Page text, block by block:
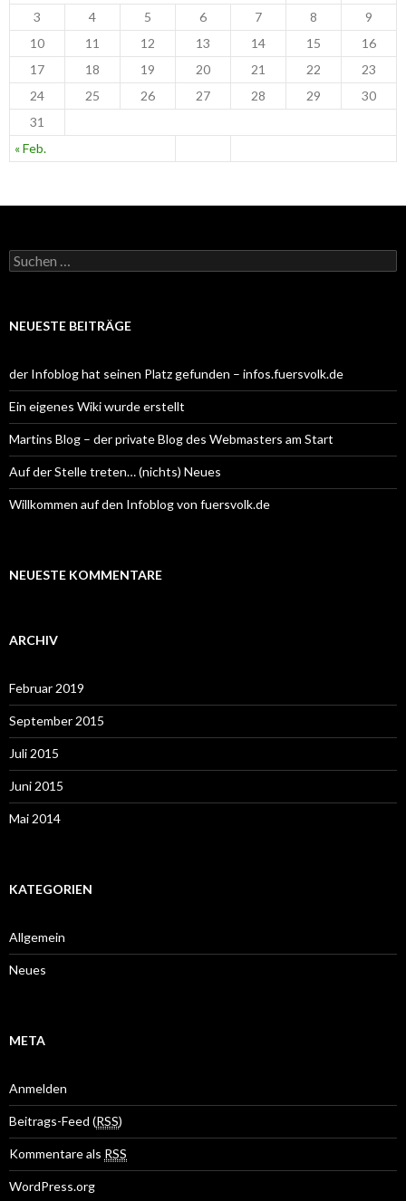
« Feb.
3
4 5 6 7 8
9
10
11 12 13 14 15
16
17
18 19 20 21 22
23
24
25 26 27 28 29
30
31
S
u
e
a
c
h
:
NEUESTE BEITRÄGE
der Infoblog hat seinen Platz gefunden – infos.fuersvolk.de
Ein eigenes Wiki wurde erstellt
Martins Blog – der private Blog des Webmasters am Start
Auf der Stelle treten… (nichts) Neues
Willkommen auf den Infoblog von fuersvolk.de
NEUESTE KOMMENTARE
ARCHIV
Februar 2019
September 2015
Juli 2015
Juni 2015
Mai 2014
KATEGORIEN
Allgemein
Neues
META
Anmelden
Beitrags-Feed (RSS)
Kommentare als RSS
WordPress.org